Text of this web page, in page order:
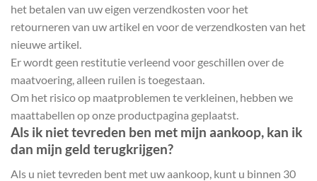
het betalen van uw eigen verzendkosten voor het
retourneren van uw artikel en voor de verzendkosten van het
nieuwe artikel.
Er wordt geen restitutie verleend voor geschillen over de
maatvoering, alleen ruilen is toegestaan.
Om het risico op maatproblemen te verkleinen, hebben we
maattabellen op onze productpagina geplaatst.
Als ik niet tevreden ben met mijn aankoop, kan ik
dan mijn geld terugkrijgen?
Als u niet tevreden bent met uw aankoop, kunt u binnen 30